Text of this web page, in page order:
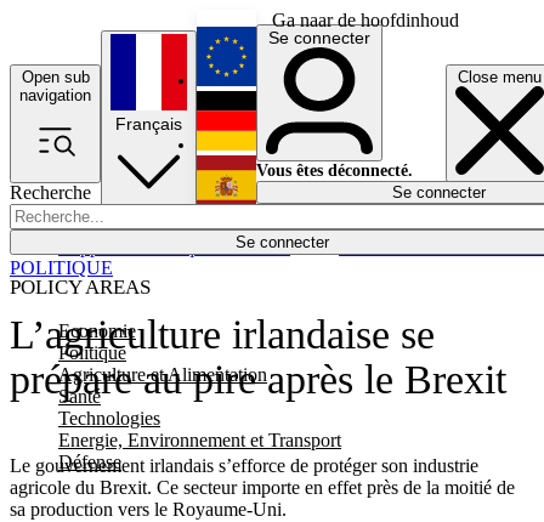
Ga naar de hoofdinhoud
Open sub
navigation
Close menu
Recherche
Se connecter
POLICY AREAS
Economie
Politique
Agriculture et Alimentation
Santé
Technologies
Energie, Environnement et Transport
Défense
Économie
Français
English
Deutsch
Español
Se connecter
Vous êtes déconnecté.
Se connecter
L’agriculture irlandaise se
prépare au pire après le Brexit
Le gouvernement irlandais s’efforce de protéger son industrie
agricole du Brexit. Ce secteur importe en effet près de la moitié de
sa production vers le Royaume-Uni.
POLITIQUE